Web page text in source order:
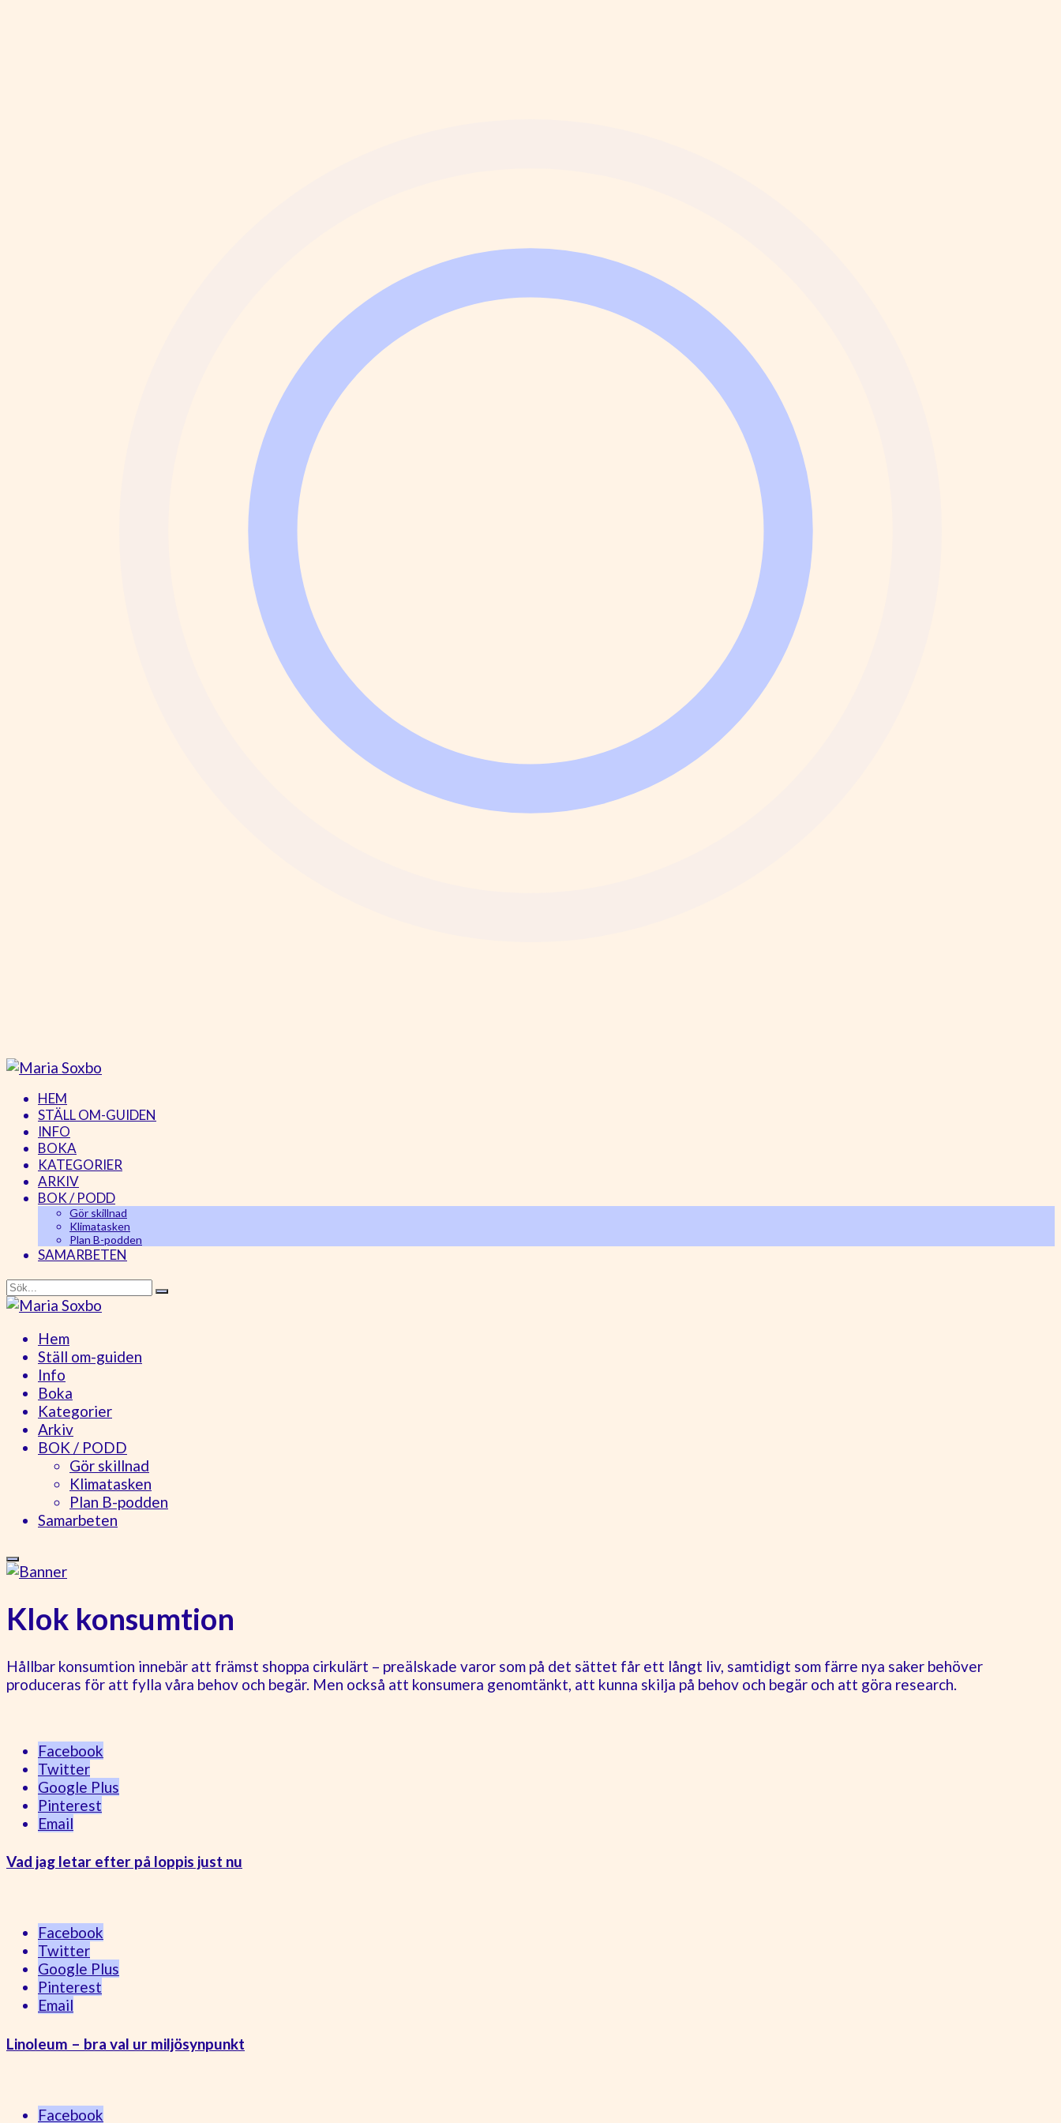
HEM
STÄLL OM-GUIDEN
INFO
BOKA
KATEGORIER
ARKIV
BOK / PODD
Gör skillnad
Klimatasken
Plan B-podden
SAMARBETEN
Hem
Ställ om-guiden
Info
Boka
Kategorier
Arkiv
BOK / PODD
Gör skillnad
Klimatasken
Plan B-podden
Samarbeten
Klok konsumtion
Hållbar konsumtion innebär att främst shoppa cirkulärt – preälskade varor som på det sättet får ett långt liv, samtidigt som färre nya saker behöver
produceras för att fylla våra behov och begär. Men också att konsumera genomtänkt, att kunna skilja på behov och begär och att göra research.
Facebook
Twitter
Google Plus
Pinterest
Email
Vad jag letar efter på loppis just nu
Facebook
Twitter
Google Plus
Pinterest
Email
Linoleum – bra val ur miljösynpunkt
Facebook